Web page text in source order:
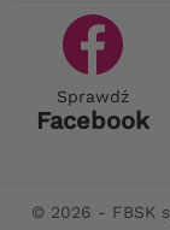
Sprawdź
Facebook
© 2026 - FBSK